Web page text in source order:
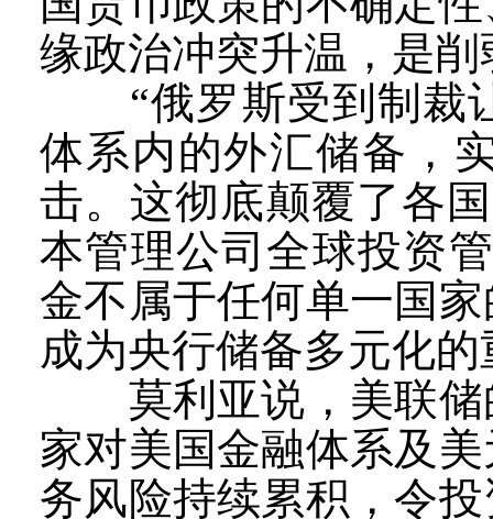
缘政治冲突升温，是
“俄罗斯受到制裁让
体系内的外汇储备，
击。这彻底颠覆了各
本管理公司全球投资
金不属于任何单一国
成为央行储备多元化
莫利亚说，美联储
家对美国金融体系及
务风险持续累积，令